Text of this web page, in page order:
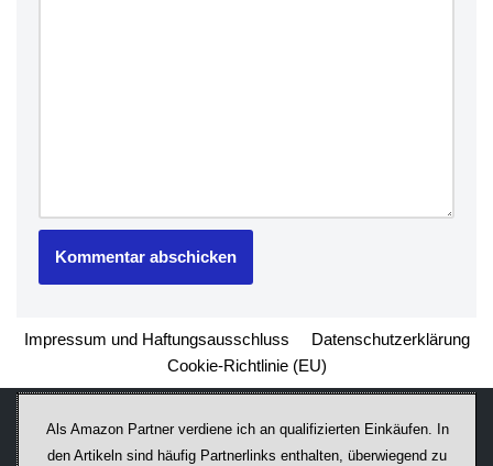
Impressum und Haftungsausschluss
Datenschutzerklärung
Cookie-Richtlinie (EU)
Als Amazon Partner verdiene ich an qualifizierten Einkäufen. In
den Artikeln sind häufig Partnerlinks enthalten, überwiegend zu